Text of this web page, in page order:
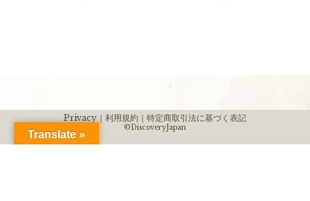
Privacy｜ 利用規約｜ 特定商取引法に基づく表記
©DiscoveryJapan
Translate »